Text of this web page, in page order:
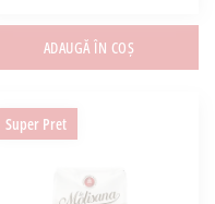
ADAUGĂ ÎN COȘ
Super Pret